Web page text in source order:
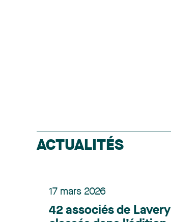
ACTUALITÉS
17 mars 2026
42 associés de Lavery